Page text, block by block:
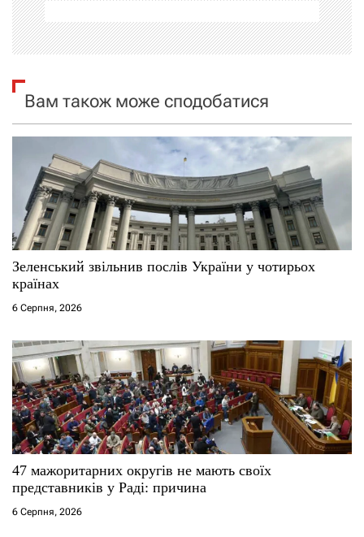
ц
і
я
з
и
с
і
в
Вам також може сподобатися
Зеленський звільнив послів України у чотирьох
країнах
6 Серпня, 2026
47 мажоритарних округів не мають своїх
представників у Раді: причина
6 Серпня, 2026